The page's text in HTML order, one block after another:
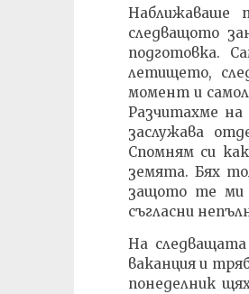
Наближаваше
следващото
подготовка.
летището,
момент и
Разчитахме
заслужава
Спомням си
земята. Бях
защото те ми
съгласни
На
ваканция и
понеделник